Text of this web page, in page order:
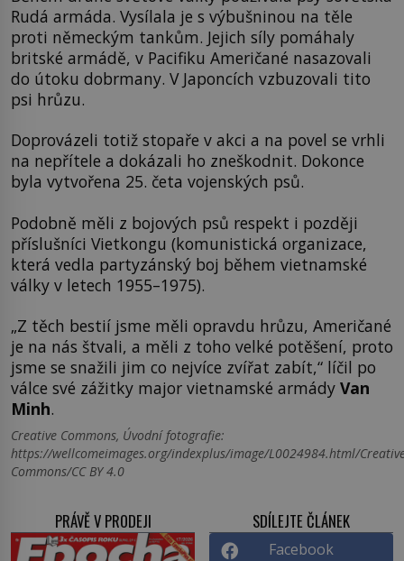
Rudá armáda. Vysílala je s výbušninou na těle
proti německým tankům. Jejich síly pomáhaly
britské armádě, v Pacifiku Američané nasazovali
do útoku dobrmany. V Japoncích vzbuzovali tito
psi hrůzu.
Doprovázeli totiž stopaře v akci a na povel se vrhli
na nepřítele a dokázali ho zneškodnit. Dokonce
byla vytvořena 25. četa vojenských psů.
Podobně měli z bojových psů respekt i později
příslušníci Vietkongu (komunistická organizace,
která vedla partyzánský boj během vietnamské
války v letech 1955–1975).
„Z těch bestií jsme měli opravdu hrůzu, Američané
je na nás štvali, a měli z toho velké potěšení, proto
jsme se snažili jim co nejvíce zvířat zabít,“ líčil po
válce své zážitky major vietnamské armády Van
Minh.
Creative Commons, Úvodní fotografie:
https://wellcomeimages.org/indexplus/image/L0024984.html/
Commons/CC BY 4.0
PRÁVĚ V PRODEJI SDÍLEJTE ČLÁNEK
Facebook